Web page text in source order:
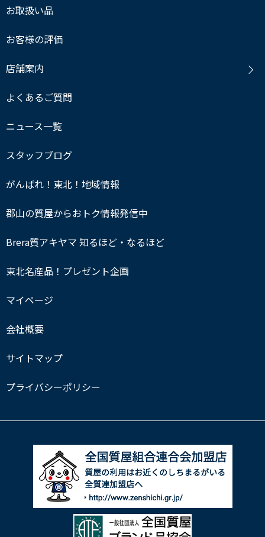
お取扱い品
お客様の評価
店舗案内
よくあるご質問
ニュース一覧
スタッフブログ
がんばれ！東北！地域情報
郡山の質屋からおトク情報発信中
Brera質アキヤマ 知るほど・なるほど
東北名産品！プレゼント企画
マイページ
会社概要
サイトマップ
プライバシーポリシー